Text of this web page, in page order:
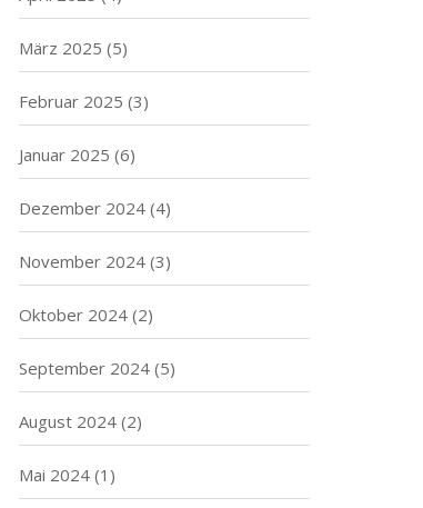
März 2025 (5)
Februar 2025 (3)
Januar 2025 (6)
Dezember 2024(4)
November 2024(3)
Oktober 2024(2)
September 2024(5)
August 2024(2)
Mai 2024(1)